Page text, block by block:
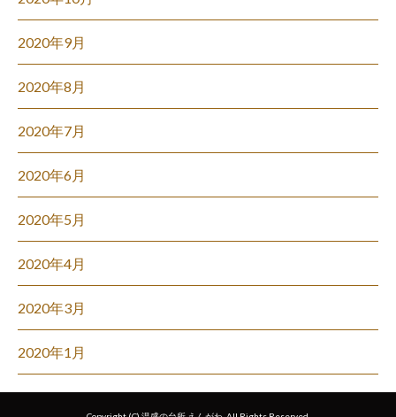
2020年9月
2020年8月
2020年7月
2020年6月
2020年5月
2020年4月
2020年3月
2020年1月